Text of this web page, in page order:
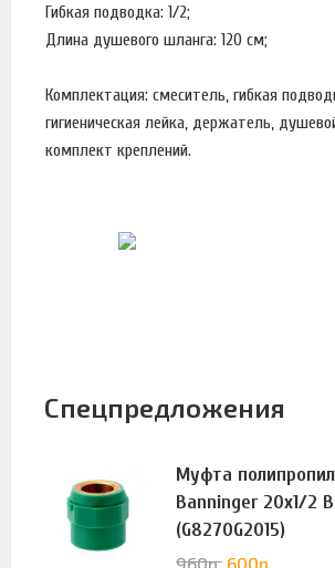
Гибкая подводка: 1/2;
Длина душевого шланга: 120 см;
Комплектация: смеситель, гибкая
гигиеническая лейка, держатель,
комплект креплений.
Спецпредложения
Муфта
Banninger 20х1/2
(G8270G2015)
960р. 600р.